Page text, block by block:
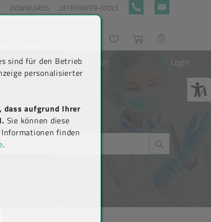
DOWNLOADS LIEFERANTEN-TOOLS +43 5576 7177 818
WunschlisteWarenkorb
LOGIN
Neu registrieren Login
sind für den Betrieb
personalisierter
dass aufgrund Ihrer
Sie können diese
finden
.